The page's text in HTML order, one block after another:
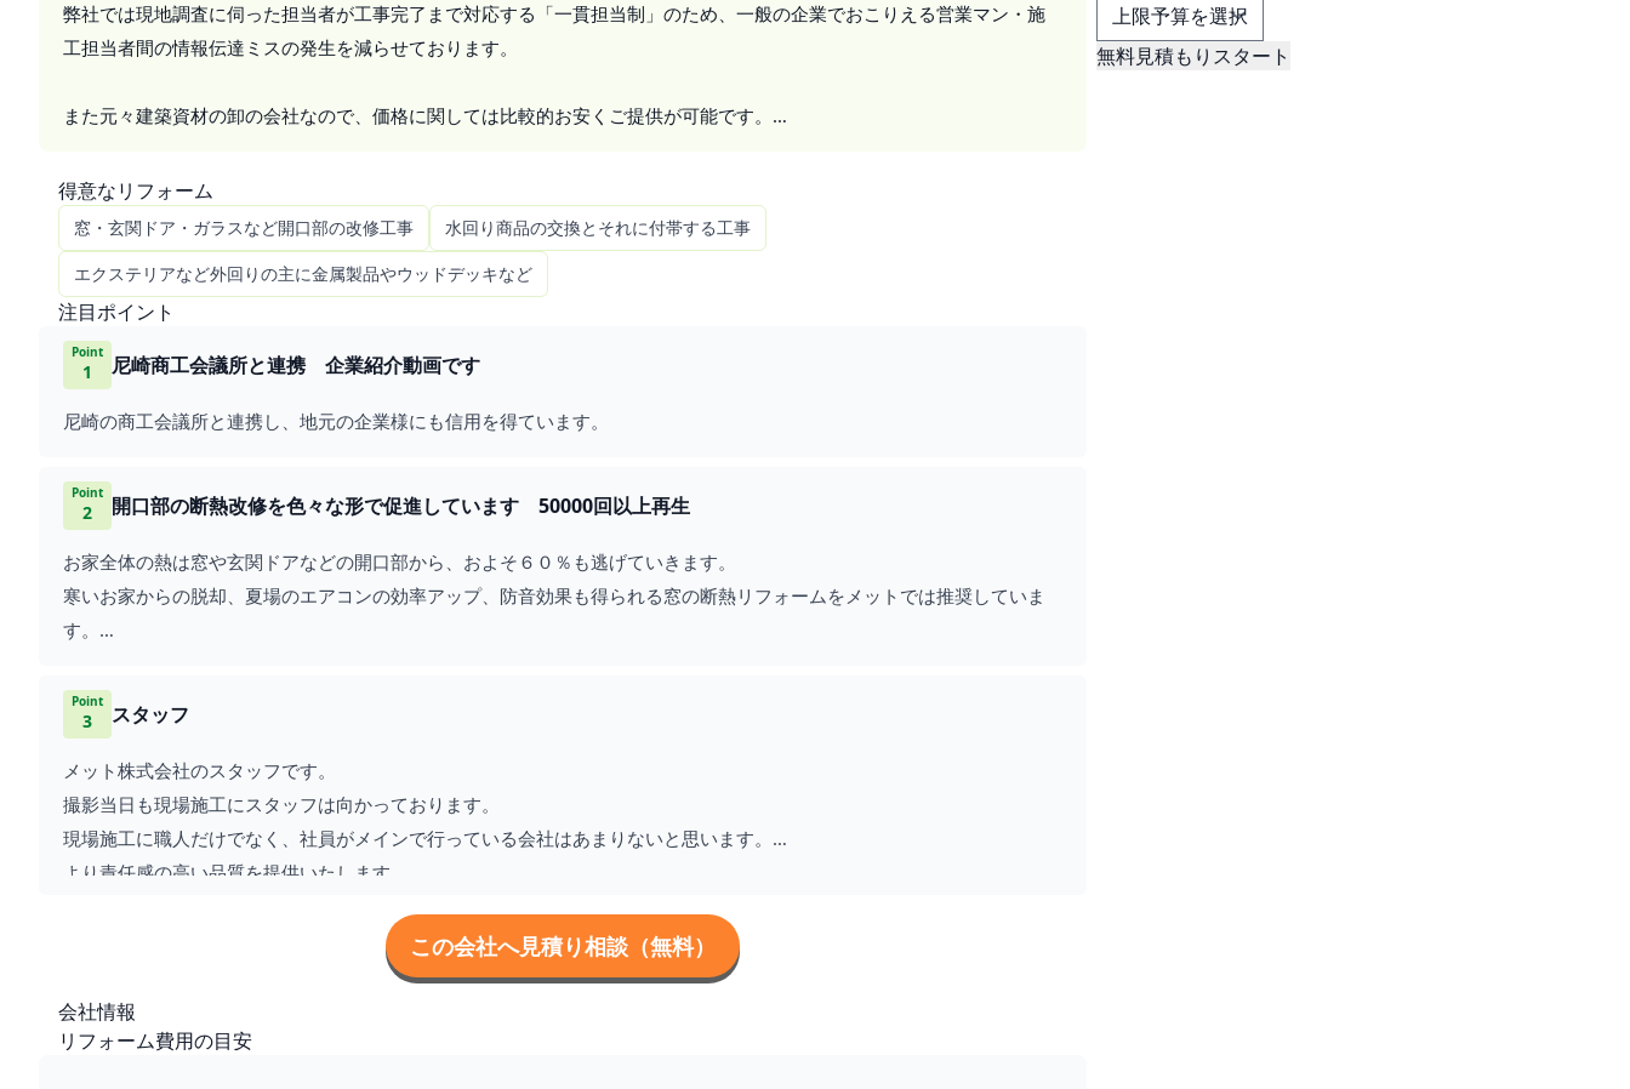
弊社では現地調査に伺った担当者が工事完了まで対応する「一貫担当制」のため、一般の企業でおこりえる営業マン・施
工担当者間の情報伝達ミスの発生を減らせております。
また元々建築資材の卸の会社なので、価格に関しては比較的お安くご提供が可能です。
施工実績は年間1,200件程度、担当者も20年以上の建築業界経験があるためご安心いただけると思います。
得意なリフォーム
窓・玄関ドア・ガラスなど開口部の改修工事
水回り商品の交換とそれに付帯する工事
エクステリアなど外回りの主に金属製品やウッドデッキなど
注目ポイント
Point
1 尼崎商工会議所と連携 企業紹介動画です
Point
2 開口部の断熱改修を色々な形で促進しています 50000回以上再生
お家全体の熱は窓や玄関ドアなどの開口部から、およそ６０％も逃げていきます。
寒いお家からの脱却、夏場のエアコンの効率アップ、防音効果も得られる窓の断熱リフォームをメットでは推奨していま
す。
総再生回数が５００００回を超える、皆さんの関心の高さがうかがえます。
Point
3 スタッフ
メット株式会社のスタッフです。
撮影当日も現場施工にスタッフは向かっております。
現場施工に職人だけでなく、社員がメインで行っている会社はあまりないと思います。
より責任感の高い品質を提供いたします。
この会社へ見積り相談（無料）
会社情報
リフォーム費用の目安
無料見積もりスタート